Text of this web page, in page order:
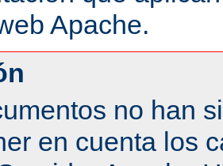
Apache.
no han
en cuenta los